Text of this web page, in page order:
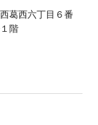
葛西六丁目６番
階